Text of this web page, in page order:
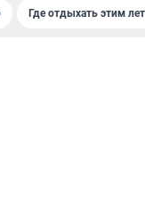
Где отдыхать этим